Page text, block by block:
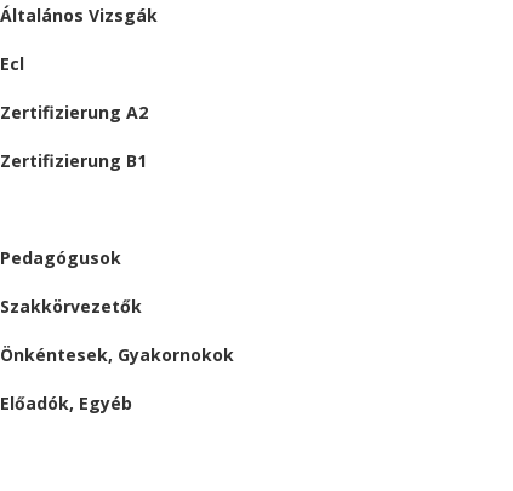
Általános Vizsgák
Ecl
Zertifizierung A2
Zertifizierung B1
Pedagógusok
Szakkörvezetők
Önkéntesek, Gyakornokok
Előadók, Egyéb